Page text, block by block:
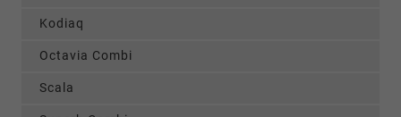
Kodiaq
Octavia Combi
Scala